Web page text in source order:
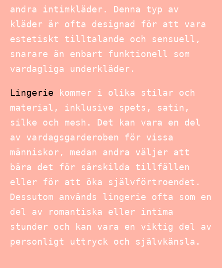
andra intimkläder. Denna typ av
kläder är ofta designad för att vara
estetiskt tilltalande och sensuell,
snarare än enbart funktionell som
vardagliga underkläder.
Lingerie kommer i olika stilar och
material, inklusive spets, satin,
silke och mesh. Det kan vara en del
av vardagsgarderoben för vissa
människor, medan andra väljer att
bära det för särskilda tillfällen
eller för att öka självförtroendet.
Dessutom används lingerie ofta som en
del av romantiska eller intima
stunder och kan vara en viktig del av
personligt uttryck och självkänsla.